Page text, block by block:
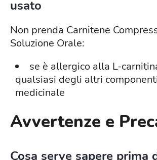
usato
Non prenda Carnitene
Soluzione Orale:
se è allergico alla L-
qualsiasi degli altri
medicinale
Avvertenze e
Cosa serve sapere prima